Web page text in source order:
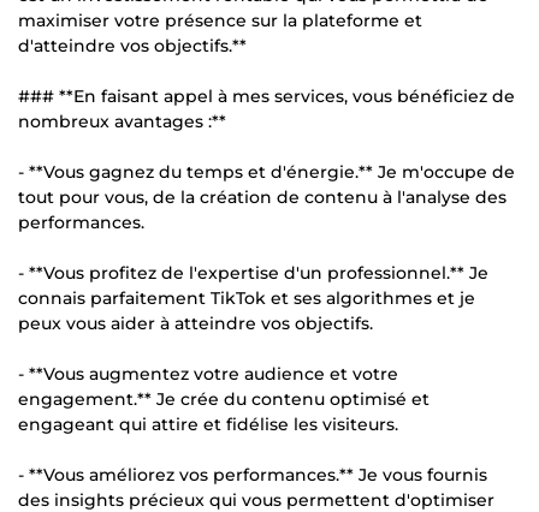
maximiser votre présence sur la plateforme et
d'atteindre vos objectifs.**
### **En faisant appel à mes services, vous bénéficiez de
nombreux avantages :**
- **Vous gagnez du temps et d'énergie.** Je m'occupe de
tout pour vous, de la création de contenu à l'analyse des
performances.
- **Vous profitez de l'expertise d'un professionnel.** Je
connais parfaitement TikTok et ses algorithmes et je
peux vous aider à atteindre vos objectifs.
- **Vous augmentez votre audience et votre
engagement.** Je crée du contenu optimisé et
engageant qui attire et fidélise les visiteurs.
- **Vous améliorez vos performances.** Je vous fournis
des insights précieux qui vous permettent d'optimiser